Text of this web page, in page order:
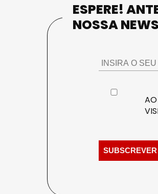
ESPERE!
NOSSA